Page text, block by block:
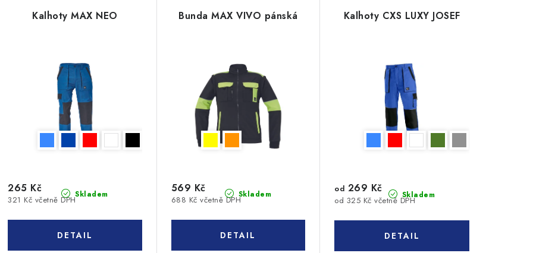
Kalhoty MAX NEO
Skladem
321 Kč včetně DPH
265 Kč
Bunda MAX VIVO pánská
Skladem
688 Kč včetně DPH
569 Kč
Kalhoty CXS LUXY JOSEF
Skladem
od 325 Kč včetně DPH
od 269 Kč